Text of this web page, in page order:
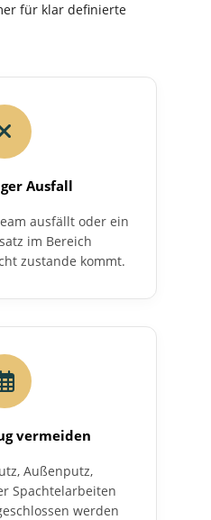
für klar definierte
Ausfall
ausfällt oder ein
im Bereich
zustande kommt.
vermeiden
Außenputz,
Spachtelarbeiten
werden